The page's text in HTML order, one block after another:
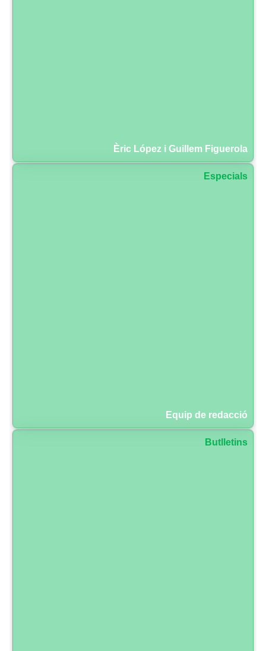
Èric López i Guillem Figuerola
Especials
Equip de redacció
Butlletins